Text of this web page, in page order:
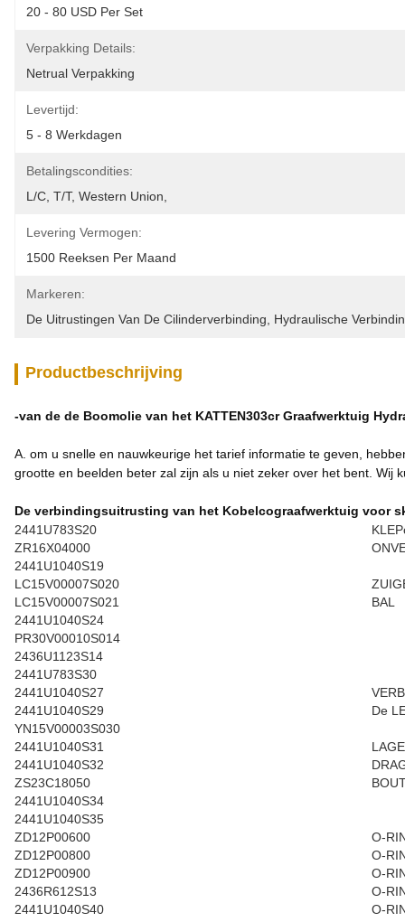
20 - 80 USD Per Set
Verpakking Details:
Netrual Verpakking
Levertijd:
5 - 8 Werkdagen
Betalingscondities:
L/C, T/T, Western Union,
Levering Vermogen:
1500 Reeksen Per Maand
Markeren:
De Uitrustingen Van De Cilinderverbinding
Hydraulische
Productbeschrijving
-van de de Boomolie van het KATTEN303cr Graafwerktuig
A. om u snelle en nauwkeurige het tarief informatie te geven,
grootte en beelden beter zal zijn als u niet zeker over het bent. Wij
De verbindingsuitrusting van het Kobelcograafwerktuig voor
2441U783S20
ZR16X04000
2441U1040S19
LC15V00007S020
LC15V00007S021
BAL
2441U1040S24
PR30V00010S014
2436U1123S14
2441U783S30
2441U1040S27
2441U1040S29
De
YN15V00003S030
2441U1040S31
2441U1040S32
ZS23C18050
2441U1040S34
2441U1040S35
ZD12P00600
O-
ZD12P00800
O-
ZD12P00900
O-
2436R612S13
O-
2441U1040S40
O-